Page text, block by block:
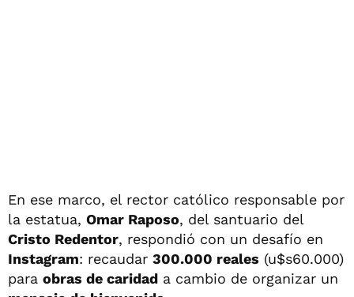
En ese marco, el rector católico responsable por
la estatua, Omar Raposo, del santuario del
Cristo Redentor, respondió con un desafío en
Instagram: recaudar 300.000 reales (u$s60.000)
para obras de caridad a cambio de organizar un